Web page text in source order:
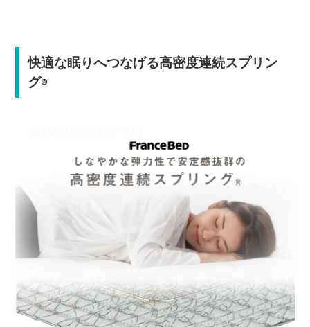
快適な眠りへつなげる高密度連続スプリン
グ®